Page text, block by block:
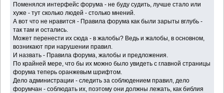
Поменялся интерфейс форума - не буду судить, лучше стало или
хуже - тут сколько людей - столько мнений.
А вот что не нравится - Правила форума как были зарыты вглубь -
так там и остались.
Может перенести их сюда - в жалобы? Ведь и жалобы, в основном,
возникают при нарушении правил.
И назвать - Правила форума, жалобы и предложения.
По крайней мере, что бы их можно было увидеть с главной страницы
форума теперь оранжевым шрифтом.
Дело администрации - следить за соблюдением правил, дело
форумчан - соблюдать их, поэтому они должны лежать, как библия